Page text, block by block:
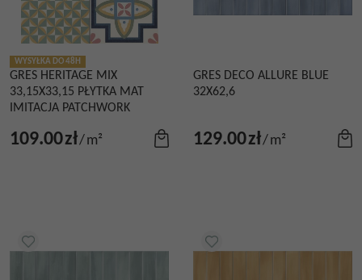
WYSYŁKA DO 48H
GRES HERITAGE MIX
33,15X33,15 PŁYTKA MAT
IMITACJA PATCHWORK
109.00zł/m²
GRES DECO ALLURE BLUE
32X62,6
129.00zł/m²